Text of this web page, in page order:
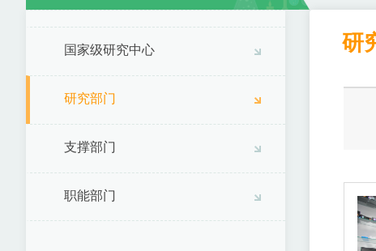
国家级研究中心
研究部门
支撑部门
职能部门
研